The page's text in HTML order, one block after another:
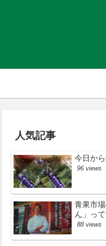
人気記事
今日か
96 views
青果市
ん」っ
88 views